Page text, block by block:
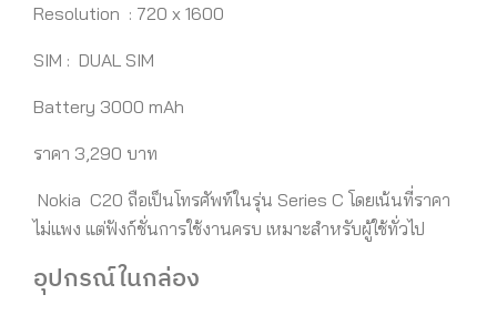
Resolution : 720 x 1600
SIM : DUAL SIM
Battery 3000 mAh
ราคา 3,290 บาท
Nokia C20 ถือเป็นโทรศัพท์ในรุ่น Series C โดยเน้นที่ราคา
ไม่แพง แต่ฟังก์ชั่นการใช้งานครบ เหมาะสำหรับผู้ใช้ทั่วไป
อุปกรณ์ในกล่อง